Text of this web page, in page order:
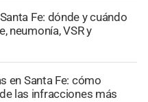
Fe: dónde y cuándo
neumonía, VSR y
en Santa Fe: cómo
las infracciones más